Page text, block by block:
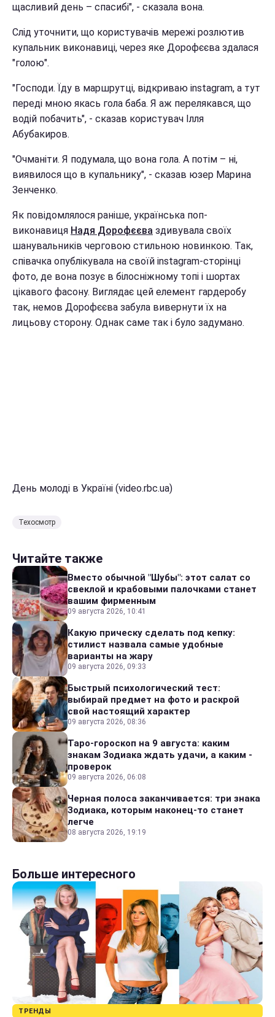
щасливий день – спасибі", - сказала вона.
Слід уточнити, що користувачів мережі розлютив
купальник виконавиці, через яке Дорофєєва здалася
"голою".
"Господи. Їду в маршрутці, відкриваю instagram, а тут
переді мною якась гола баба. Я аж перелякався, що
водій побачить", - сказав користувач Ілля
Абубакиров.
"Очманіти. Я подумала, що вона гола. А потім – ні,
виявилося що в купальнику", - сказав юзер Марина
Зенченко.
Як повідомлялося раніше, українська поп-
виконавиця Надя Дорофєєва здивувала своїх
шанувальників черговою стильною новинкою. Так,
співачка опублікувала на своїй instagram-сторінці
фото, де вона позує в білосніжному топі і шортах
цікавого фасону. Виглядає цей елемент гардеробу
так, немов Дорофєєва забула вивернути їх на
лицьову сторону. Однак саме так і було задумано.
День молоді в Україні (video.rbc.ua)
Техосмотр
Читайте также
Вместо обычной "Шубы": этот салат со
свеклой и крабовыми палочками станет
вашим фирменным
09 августа 2026, 10:41
Какую прическу сделать под кепку:
стилист назвала самые удобные
варианты на жару
09 августа 2026, 09:33
Быстрый психологический тест:
выбирай предмет на фото и раскрой
свой настоящий характер
09 августа 2026, 08:36
Таро-гороскоп на 9 августа: каким
знакам Зодиака ждать удачи, а каким -
проверок
09 августа 2026, 06:08
Черная полоса заканчивается: три знака
Зодиака, которым наконец-то станет
легче
08 августа 2026, 19:19
Больше интересного
ТРЕНДЫ